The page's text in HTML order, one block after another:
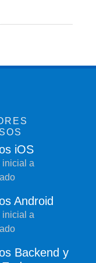
iOS
inicial a
Android
inicial a
Backend y